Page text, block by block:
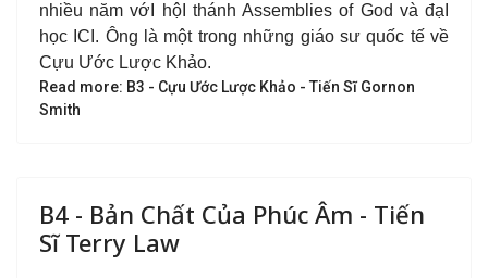
nhiều năm vớI hộI thánh Assemblies of God và đạI
học ICI. Ông là một trong những giáo sư quốc tế về
Cựu Ước Lược Khảo.
Read more: B3 - Cựu Ước Lược Khảo - Tiến Sĩ Gornon
Smith
B4 - Bản Chất Của Phúc Âm - Tiến
Sĩ Terry Law